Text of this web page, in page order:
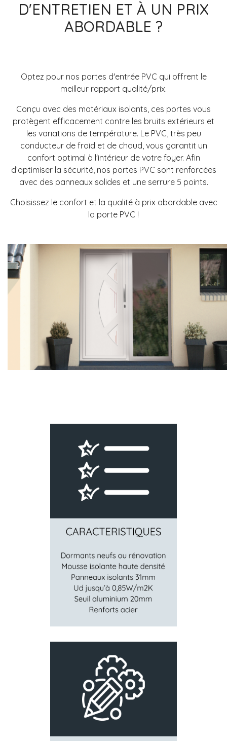
D'ENTRETIEN ET À UN PRIX
ABORDABLE ?
Optez pour nos portes d'entrée PVC qui offrent le
meilleur rapport qualité/prix.
Conçu avec des matériaux isolants, ces portes vous
protègent efficacement contre les bruits extérieurs et
les variations de température. Le PVC, très peu
conducteur de froid et de chaud, vous garantit un
confort optimal à l'intérieur de votre foyer. Afin
d’optimiser la sécurité, nos portes PVC sont renforcées
avec des panneaux solides et une serrure 5 points.
Choisissez le confort et la qualité à prix abordable avec
la porte PVC !